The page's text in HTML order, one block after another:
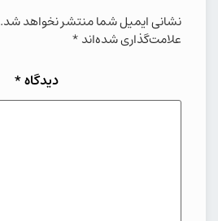
نشانی ایمیل شما منتشر نخواهد شد.
علامت‌گذاری شده‌اند*
دیدگاه*